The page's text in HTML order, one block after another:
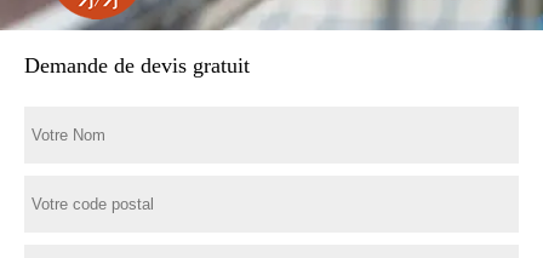
Demande de devis gratuit